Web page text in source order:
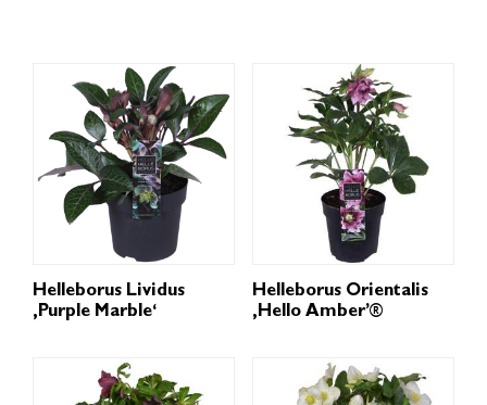
Helleborus Lividus
‚Purple Marble‘
Helleborus Orientalis
‚Hello Amber’®